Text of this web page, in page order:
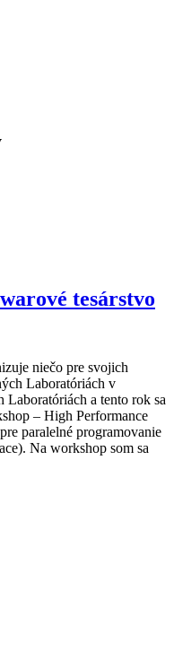
tesárstvo
niečo pre svojich
Laboratóriách v
a tento rok sa
– High Performance
paralelné programovanie
Na workshop som sa